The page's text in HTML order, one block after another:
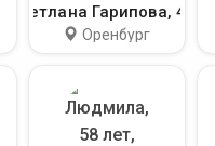
Светлана Гарипова, 48
Оренбург